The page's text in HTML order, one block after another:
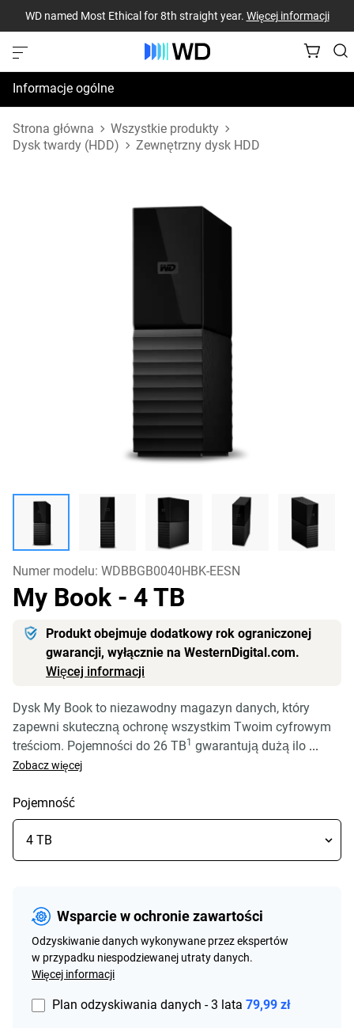
WD named Most Ethical for 8th straight year. Więcej informacji
Informacje ogólne
Dane techniczne
Strona główna
Wszystkie produkty
Dysk twardy (HDD)
Zewnętrzny dysk HDD
Numer modelu: WDBBGB0040HBK-EESN
My Book - 4 TB
Produkt obejmuje dodatkowy rok ograniczonej
gwarancji, wyłącznie na WesternDigital.com.
Więcej informacji
Dysk My Book to niezawodny magazyn danych, który
zapewni skuteczną ochronę wszystkim Twoim cyfrowym
treściom. Pojemności do 26 TB1 gwarantują dużą ilo ...
Zobacz więcej
Pojemność
Wsparcie w ochronie zawartości
Odzyskiwanie danych wykonywane przez ekspertów
w przypadku niespodziewanej utraty danych.
Więcej informacji
Plan odzyskiwania danych - 3 lata 79,99 zł